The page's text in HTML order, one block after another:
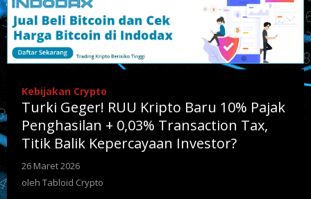
Baru
Pajak
0,03%
Transaction
Tax,
Titik
Kebijakan Crypto
Turki Geger! RUU Kripto Baru 10% Pajak
Penghasilan + 0,03% Transaction Tax,
Titik Balik Kepercayaan Investor?
26 Maret 2026
Tabloid
Crypto
oleh Tabloid Crypto